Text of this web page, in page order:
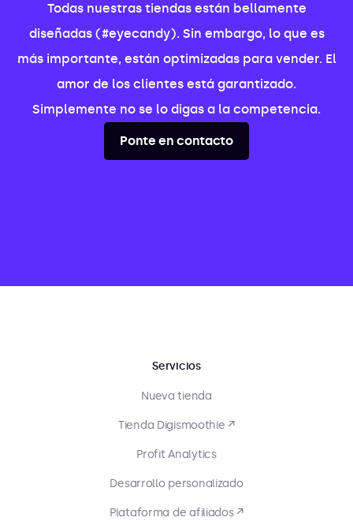
Todas nuestras tiendas están bellamente
diseñadas (#eyecandy). Sin embargo, lo que es
más importante, están optimizadas para vender. El
amor de los clientes está garantizado.
Simplemente no se lo digas a la competencia.
Ponte en contacto
Servicios
Nueva tienda
Tienda Digismoothie ↗
Profit Analytics
Desarrollo personalizado
Plataforma de afiliados ↗